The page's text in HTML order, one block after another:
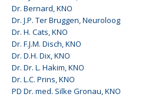
Dr. Bernard, KNO
Dr. J.P. Ter Bruggen, Neuroloog
Dr. H. Cats, KNO
Dr. F.J.M. Disch, KNO
Dr. D.H. Dix, KNO
Dr. Dr. L. Hakim, KNO
Dr. L.C. Prins, KNO
PD Dr. med. Silke Gronau, KNO